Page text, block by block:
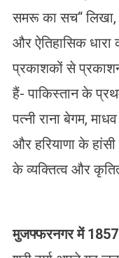
समरू का सच“ लिखा,
और ऐतिहासिक
प्रकाशकों से
हैं- पाकिस्तान के
पत्नी राना बेगम,
और हरियाणा के हांसी
के व्यक्तित्व और
मुजफ्फरनगर में 1857